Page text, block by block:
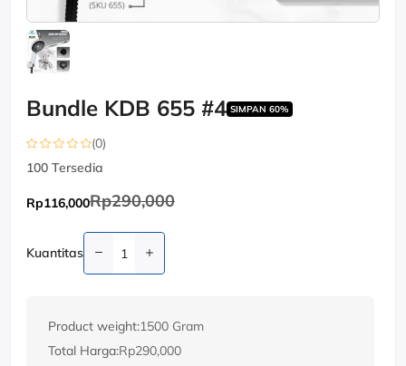
Bundle KDB 655 #4 SIMPAN 60%
(0)
100 Tersedia
Rp116,000Rp290,000
Kuantitas
Product weight:1500 Gram
Total Harga:Rp290,000